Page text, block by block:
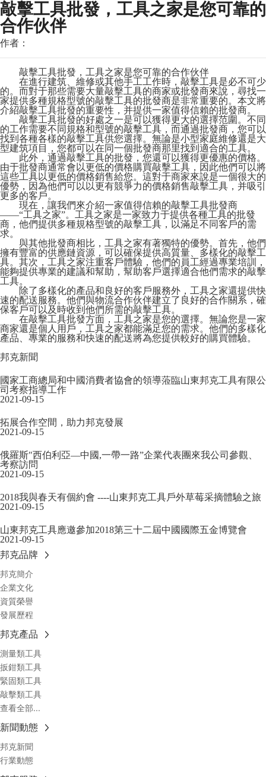
敲擊工具批發，工具之家是您可靠的
合作伙伴
作者：
敲擊工具批發，工具之家是您可靠的合作伙伴
在進行建筑、維修或其他手工工作時，敲擊工具是必不可少
的。而對于那些需要大量敲擊工具的商家或批發商來說，尋找一
家提供多種規格型號的敲擊工具的批發商是非常重要的。本文將
介紹敲擊工具批發的重要性，并提供一家值得信賴的批發商。
敲擊工具批發的好處之一是可以獲得更大的選擇范圍。不同
的工作需要不同規格和型號的敲擊工具，而通過批發商，您可以
找到各種各樣的敲擊工具供您選擇。無論是小型家庭維修還是大
型建筑項目，您都可以在同一個批發商那里找到適合的工具。
此外，通過敲擊工具的批發，您還可以獲得更優惠的價格。
由于批發商通常會以更低的價格購買敲擊工具，因此他們可以將
這些工具以更低的價格銷售給您。這對于商家來說是一個很大的
優勢，因為他們可以以更有競爭力的價格銷售敲擊工具，并吸引
更多的客戶。
現在，讓我們來介紹一家值得信賴的敲擊工具批發商
——“工具之家”。工具之家是一家致力于提供各種工具的批發
商，他們提供多種規格型號的敲擊工具，以滿足不同客戶的需
求。
與其他批發商相比，工具之家有著獨特的優勢。首先，他們
擁有豐富的供應鏈資源，可以確保提供高質量、多樣化的敲擊工
具。其次，工具之家注重客戶體驗，他們的員工經過專業培訓，
能夠提供專業的建議和幫助，幫助客戶選擇適合他們需求的敲擊
工具。
除了多樣化的產品和良好的客戶服務外，工具之家還提供快
速的配送服務。他們與物流合作伙伴建立了良好的合作關系，確
保客戶可以及時收到他們所需的敲擊工具。
在敲擊工具批發方面，工具之家是您的選擇。無論您是一家
商家還是個人用戶，工具之家都能滿足您的需求。他們的多樣化
產品、專業的服務和快速的配送將為您提供較好的購買體驗。
邦克新聞
國家工商總局和中國消費者協會的領導蒞臨山東邦克工具有限公
司考察指導工作
2021-09-15
拓展合作空間，助力邦克發展
2021-09-15
俄羅斯"西伯利亞—中國,一帶一路”企業代表團來我公司參觀、
考察訪問
2021-09-15
2018我與春天有個約會 ----山東邦克工具戶外草莓采摘體驗之旅
2021-09-15
山東邦克工具應邀參加2018第三十二屆中國國際五金博覽會
2021-09-15
邦克品牌
邦克簡介
企業文化
資質榮譽
發展歷程
邦克產品
測量類工具
扳鉗類工具
緊固類工具
敲擊類工具
查看全部...
新聞動態
邦克新聞
行業動態